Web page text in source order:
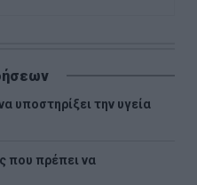
υποστηρίξει την υγεία
που πρέπει να